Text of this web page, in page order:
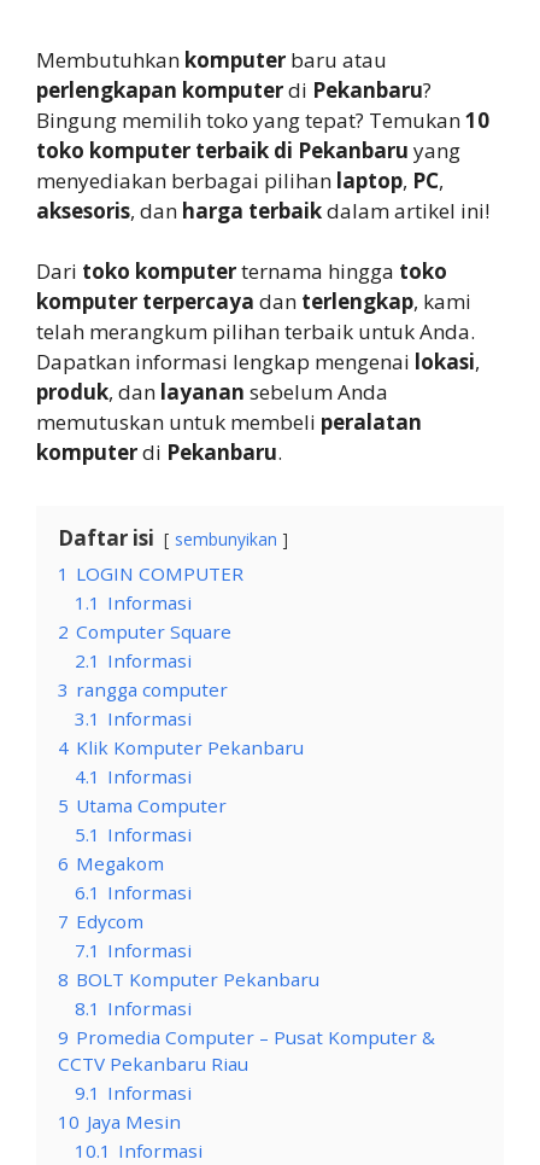
Membutuhkan komputer baru atau
perlengkapan komputerdi Pekanbaru?
Bingung memilih toko yang tepat? Temukan10
toko komputer terbaik di Pekanbaru yang
menyediakan berbagai pilihan laptop, PC,
aksesoris, dan harga terbaikdalam artikel ini!
Dari toko komputerternama hingga toko
komputer terpercaya dan terlengkap, kami
telah merangkum pilihan terbaik untuk Anda.
Dapatkan informasi lengkap mengenai lokasi,
produk, dan layanan sebelum Anda
memutuskan untuk membeli peralatan
komputerdi Pekanbaru.
Daftar isi sembunyikan
1 LOGIN COMPUTER
1.1 Informasi
2 Computer Square
2.1 Informasi
3 rangga computer
3.1 Informasi
4 Klik Komputer Pekanbaru
4.1 Informasi
5 Utama Computer
5.1 Informasi
6 Megakom
6.1 Informasi
7 Edycom
7.1 Informasi
8 BOLT Komputer Pekanbaru
8.1 Informasi
9 Promedia Computer – Pusat Komputer &
CCTV Pekanbaru Riau
9.1 Informasi
10 Jaya Mesin
10.1 Informasi